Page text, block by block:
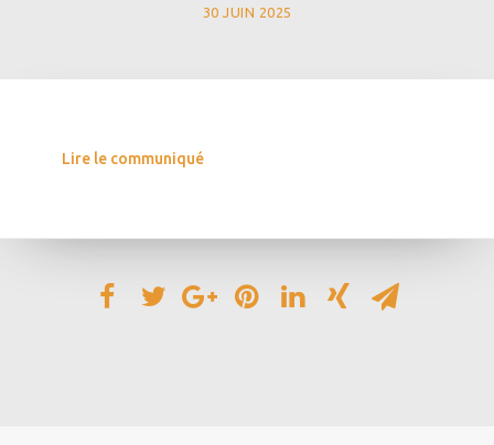
30 JUIN 2025
Lire le communiqué